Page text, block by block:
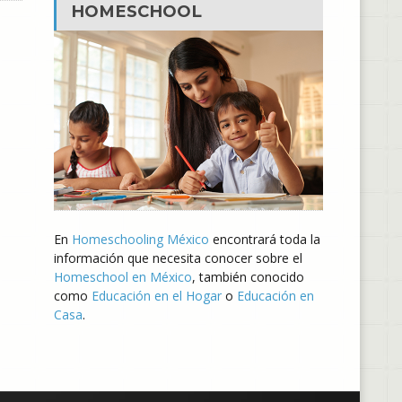
HOMESCHOOL
En Homeschooling México encontrará toda la
información que necesita conocer sobre el
Homeschool en México, también conocido
como Educación en el Hogar o Educación en
Casa.